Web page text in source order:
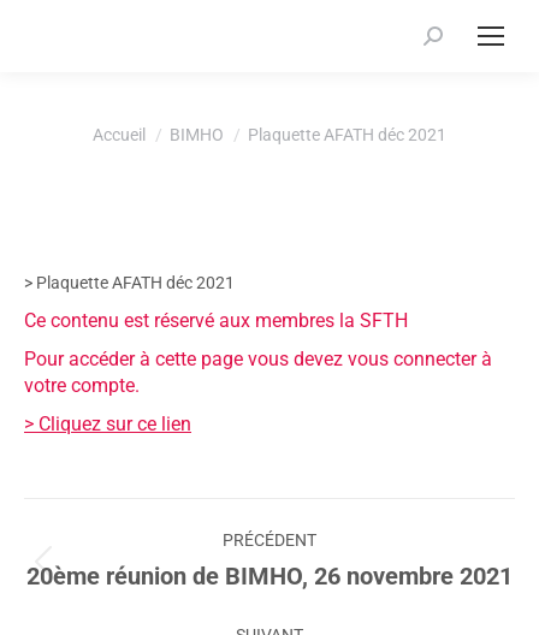
Recherche
Vous êtes ici :
Accueil BIMHO Plaquette AFATH déc 2021
> Plaquette AFATH déc 2021
Ce contenu est réservé aux membres la SFTH
Pour accéder à cette page vous devez vous connecter à
votre compte.
> Cliquez sur ce lien
article
PRÉCÉDENT
Article
:
20ème réunion de BIMHO, 26 novembre 2021